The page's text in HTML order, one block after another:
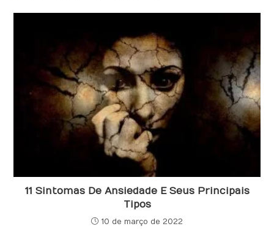
11 Sintomas De Ansiedade E Seus Principais
Tipos
10 de março de 2022